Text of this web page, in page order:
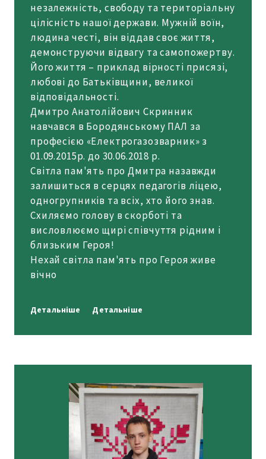
незалежність, свободу та територіальну
цілісність нашої держави. Мужній воїн,
людина честі, він віддав своє життя,
демонструючи відвагу та самопожертву.
Його життя – приклад вірності присязі,
любові до Батьківщини, великої
відповідальності.
Дмитро Анатолійович Скринник
навчався в Бородянському ПАЛ за
професією «Електрогазозварник» з
01.09.2015р. до 30.06.2018 р.
Світла пам'ять про Дмитра назавжди
залишиться в серцях педагогів ліцею,
одногрупників та всіх, хто його знав.
Схиляємо голову в скорботі та
висловлюємо щирі співчуття рідним і
близьким Героя!
Нехай світла пам'ять про Героя живе
вічно
Детальніше Детальніше